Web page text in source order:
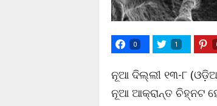
0 1
ନୂଆ ଦିଲ୍ଲୀ ୧୩-୮
ନୂଆ ଆକ୍ରାନ୍ତ ଚିହ୍ନଟ